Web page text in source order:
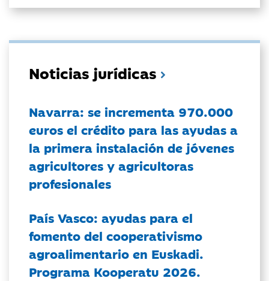
Noticias jurídicas
Navarra: se incrementa 970.000
euros el crédito para las ayudas a
la primera instalación de jóvenes
agricultores y agricultoras
profesionales
País Vasco: ayudas para el
fomento del cooperativismo
agroalimentario en Euskadi.
Programa Kooperatu 2026.